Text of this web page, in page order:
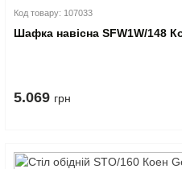
Код товару: 107033
Шафка навісна SFW1W/148
5.069 грн